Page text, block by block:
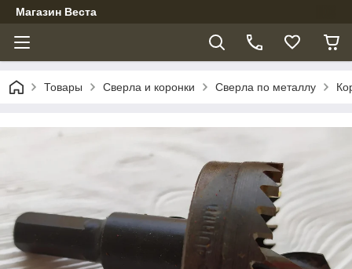
Магазин Веста
Товары Сверла и коронки Сверла по металлу